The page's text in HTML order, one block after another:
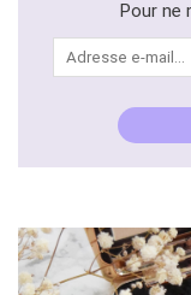
Pour ne
Adresse
e-